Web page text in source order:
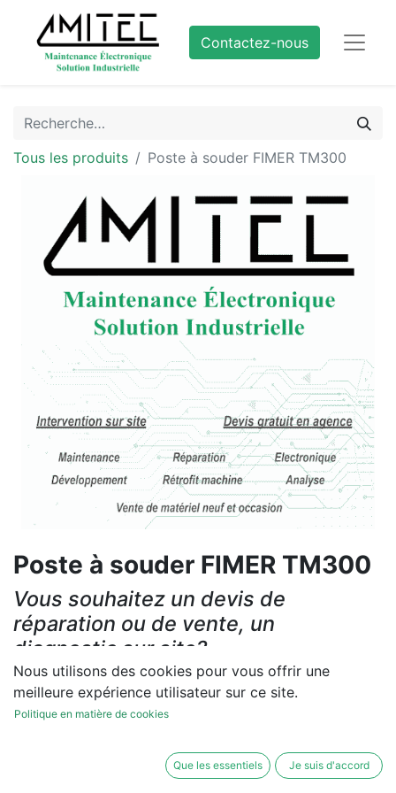
Contactez-nous
Tous les produits Poste à souder FIMER TM300
Poste à souder FIMER TM300
Vous souhaitez un devis de
réparation ou de vente, un
diagnostic sur site?
Contactez-nous
Les réparations et les ventes sont garanties
Nous utilisons des cookies pour vous offrir une
meilleure expérience utilisateur sur ce site.
Politique en matière de cookies
Que les essentiels Je suis d'accord